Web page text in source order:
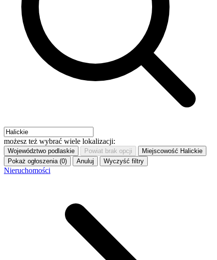
możesz też wybrać wiele lokalizacji:
Województwo podlaskie Powiat brak opcji Miejscowość Halickie
Pokaż ogłoszenia (0)
Anuluj Wyczyść filtry
Nieruchomości